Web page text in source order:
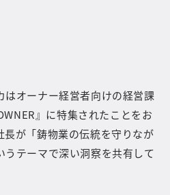
はオーナー経営者向けの経営課
』に特集されたことをお
が「鋳物業の伝統を守りなが
うテーマで深い洞察を共有して